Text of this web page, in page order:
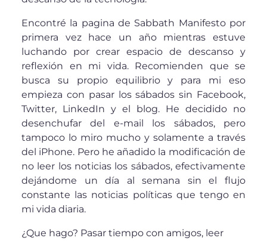
Encontré la pagina de Sabbath Manifesto por
primera vez hace un año mientras estuve
luchando por crear espacio de descanso y
reflexión en mi vida. Recomienden que se
busca su propio equilibrio y para mi eso
empieza con pasar los sábados sin Facebook,
Twitter, LinkedIn y el blog. He decidido no
desenchufar del e-mail los sábados, pero
tampoco lo miro mucho y solamente a través
del iPhone. Pero he añadido la modificación de
no leer los noticias los sábados, efectivamente
dejándome un día al semana sin el flujo
constante las noticias políticas que tengo en
mi vida diaria.
¿Que hago? Pasar tiempo con amigos, leer